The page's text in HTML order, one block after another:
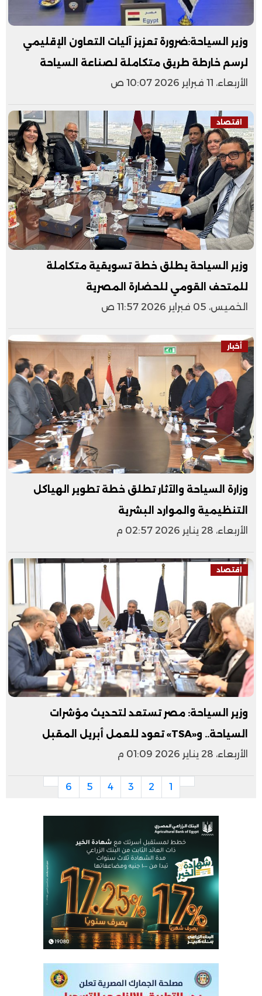
وزير السياحة:ضرورة تعزيز آليات التعاون الإقليمي
لرسم خارطة طريق متكاملة لصناعة السياحة
الأربعاء، 11 فبراير 2026 10:07 ص
اقتصاد
وزير السياحة يطلق خطة تسويقية متكاملة
للمتحف القومي للحضارة المصرية
الخميس، 05 فبراير 2026 11:57 ص
أخبار
وزارة السياحة والآثار تطلق خطة تطوير الهياكل
التنظيمية والموارد البشرية
الأربعاء، 28 يناير 2026 02:57 م
اقتصاد
وزير السياحة: مصر تستعد لتحديث مؤشرات
السياحة.. و«TSA» تعود للعمل أبريل المقبل
الأربعاء، 28 يناير 2026 01:09 م
1
2
3
4
5
6